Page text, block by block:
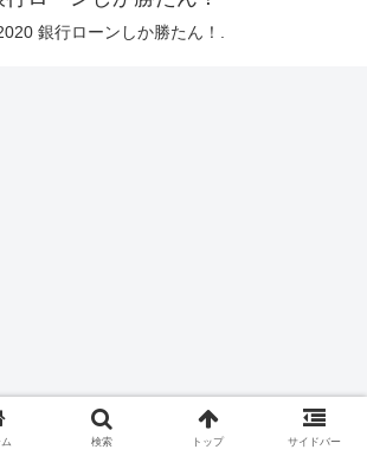
銀行ローンしか勝たん！.
検索 トップ サイドバー